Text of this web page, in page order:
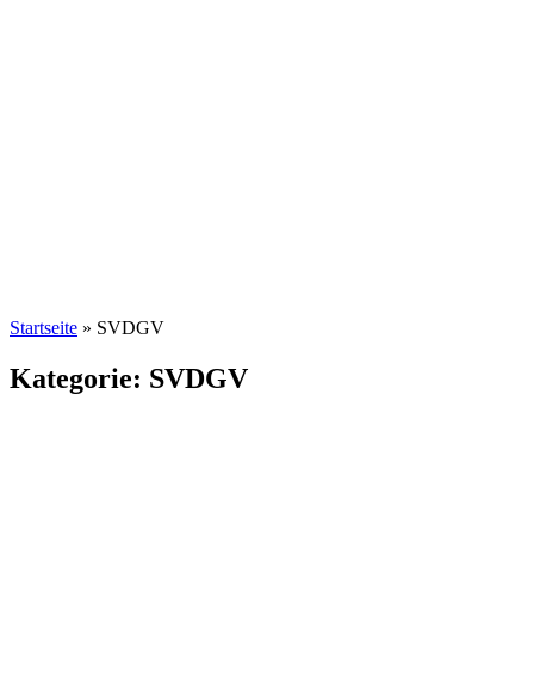
Startseite » SVDGV
Kategorie: SVDGV